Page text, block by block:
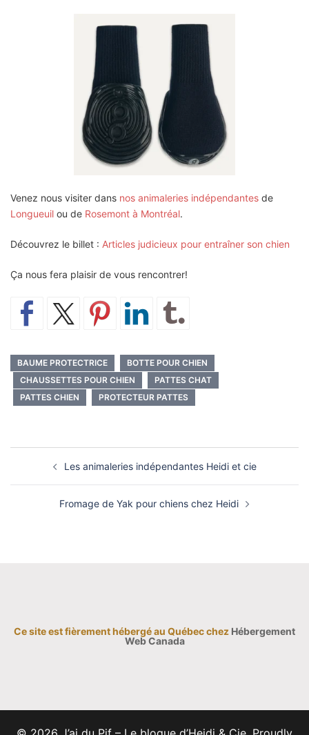
Venez nous visiter dans nos animaleries indépendantes de
Longueuil ou de Rosemont à Montréal.
Découvrez le billet : Articles judicieux pour entraîner son chien
Ça nous fera plaisir de vous rencontrer!
BAUME PROTECTRICE
BOTTE POUR CHIEN
CHAUSSETTES POUR CHIEN
PATTES CHAT
PATTES CHIEN
PROTECTEUR PATTES
Navigation
Les animaleries indépendantes Heidi et cie
Fromage de Yak pour chiens chez Heidi
Ce site est fièrement hébergé au Québec chez Hébergement
Web Canada